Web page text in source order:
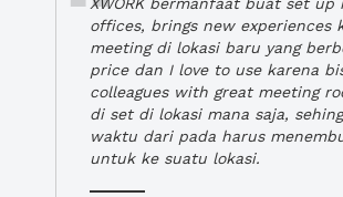
offices, brings new experiences
meeting di lokasi baru yang
price dan I love to use karena
colleagues with great meeting
di set di lokasi mana saja,
waktu dari pada harus
untuk ke suatu lokasi.